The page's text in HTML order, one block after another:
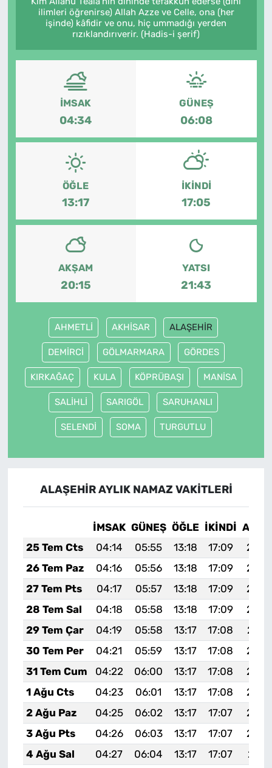
ilimleri öğrenirse) Allah Azze ve Celle, ona (her
işinde) kâfidir ve onu, hiç ummadığı yerden
rızıklandırıverir. (Hadis-i şerif)
İMSAK
04:34
GÜNEŞ
06:08
ÖĞLE
13:17
İKINDI
17:05
AKŞAM
20:15
YATSI
21:43
AHMETLİ AKHİSAR ALAŞEHİR
DEMİRCİ GÖLMARMARA GÖRDES
KIRKAĞAÇ KULA KÖPRÜBAŞI MANİSA
SALİHLİ SARIGÖL SARUHANLI
SELENDİ SOMA TURGUTLU
ALAŞEHİR AYLIK NAMAZ VAKITLERI
İMSAK GÜNEŞ ÖĞLE İKINDI
25 Tem Cts
04:14 05:55 13:18 17:09
26 Tem Paz
04:16 05:56 13:18 17:09
27 Tem Pts
04:17 05:57 13:18 17:09
28 Tem Sal
04:18 05:58 13:18 17:09
29 Tem Çar
04:19 05:58 13:17 17:08
30 Tem Per
04:21 05:59 13:17 17:08
31 Tem Cum
04:22 06:00 13:17 17:08
1 Ağu Cts
04:23 06:01 13:17 17:08
2 Ağu Paz
04:25 06:02 13:17 17:07
3 Ağu Pts
04:26 06:03 13:17 17:07
4 Ağu Sal
04:27 06:04 13:17 17:07
MAGAZİN